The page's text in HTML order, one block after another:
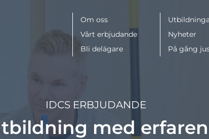
Meny
Om oss
Vårt erbjudande
Bli delägare
Nyheter
På gång
IDCS ERBJUDANDE
med